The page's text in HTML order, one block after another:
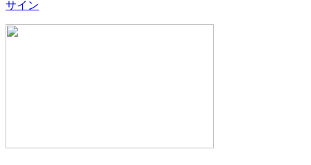
サイン